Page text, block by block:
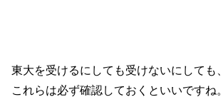
東大を受けるにしても受けないにしても、
これらは必ず確認しておくといいですね。